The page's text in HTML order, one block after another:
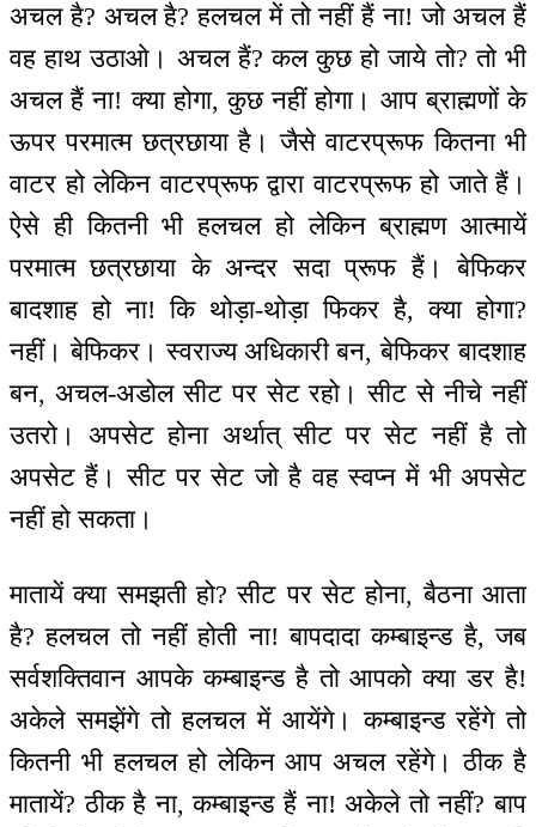
अचल है? अचल है? हलचल में तो नहीं हैं ना! जो अचल हैं
वह हाथ उठाओ। अचल हैं? कल कुछ हो जाये तो? तो भी
अचल हैं ना! क्या होगा, कुछ नहीं होगा। आप ब्राह्मणों के
ऊपर परमात्म छत्रछाया है। जैसे वाटरप्रूफ कितना भी
वाटर हो लेकिन वाटरप्रूफ द्वारा वाटरप्रूफ हो जाते हैं।
ऐसे ही कितनी भी हलचल हो लेकिन ब्राह्मण आत्मायें
परमात्म छत्रछाया के अन्दर सदा प्रूफ हैं। बेफिकर
बादशाह हो ना! कि थोड़ा-थोड़ा फिकर है, क्या होगा?
नहीं। बेफिकर। स्वराज्य अधिकारी बन, बेफिकर बादशाह
बन, अचल-अडोल सीट पर सेट रहो। सीट से नीचे नहीं
उतरो। अपसेट होना अर्थात् सीट पर सेट नहीं है तो
अपसेट हैं। सीट पर सेट जो है वह स्वप्न में भी अपसेट
नहीं हो सकता।
मातायें क्या समझती हो? सीट पर सेट होना, बैठना आता
है? हलचल तो नहीं होती ना! बापदादा कम्बाइन्ड है, जब
सर्वशक्तिवान आपके कम्बाइन्ड है तो आपको क्या डर है!
अकेले समझेंगे तो हलचल में आयेंगे। कम्बाइन्ड रहेंगे तो
कितनी भी हलचल हो लेकिन आप अचल रहेंगे। ठीक है
मातायें? ठीक है ना, कम्बाइन्ड हैं ना! अकेले तो नहीं? बाप